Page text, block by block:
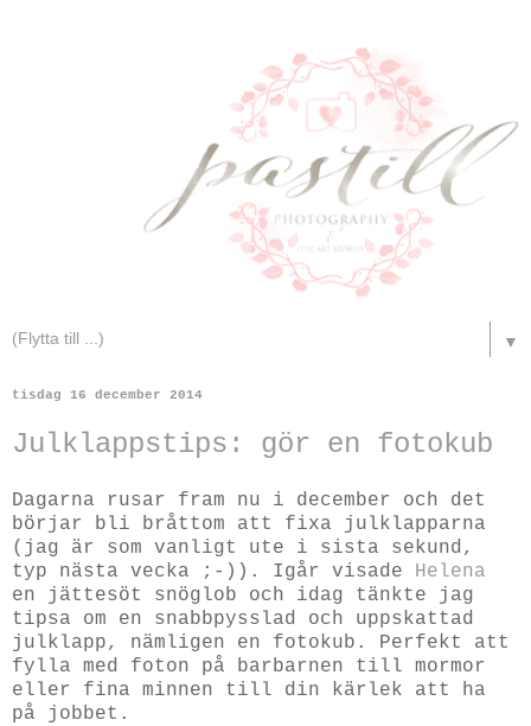
▼
tisdag 16 december 2014
Julklappstips: gör en fotokub
Dagarna rusar fram nu i december och det
börjar bli bråttom att fixa julklapparna
(jag är som vanligt ute i sista sekund,
typ nästa vecka ;-)). Igår visade
Helena
en jättesöt snöglob och idag tänkte jag
tipsa om en snabbpysslad och uppskattad
julklapp, nämligen en fotokub. Perfekt att
fylla med foton på barbarnen till mormor
eller fina minnen till din kärlek att ha
på jobbet.